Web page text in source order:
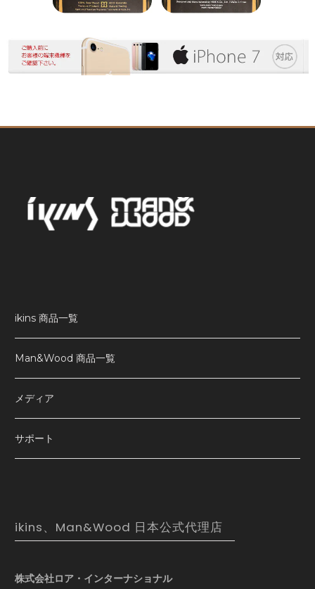
ikins 商品一覧
Man&Wood 商品一覧
メディア
サポート
ikins、Man&Wood 日本公式代理店
株式会社ロア・インターナショナル